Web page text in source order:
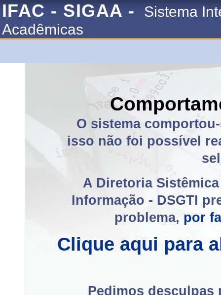
IFAC - SIGAA -
Sistema
Acadêmicas
O sistema
isso não foi possível
A Diretoria
Informação - DSGTI
problema, por
Clique aqui para
Pedimos